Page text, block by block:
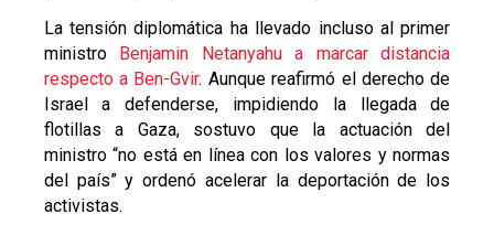
La tensión diplomática ha llevado incluso al primer
ministro Benjamin Netanyahu a marcar distancia
respecto a Ben-Gvir. Aunque reafirmó el derecho de
Israel a defenderse, impidiendo la llegada de
flotillas a Gaza, sostuvo que la actuación del
ministro “no está en línea con los valores y normas
del país” y ordenó acelerar la deportación de los
activistas.